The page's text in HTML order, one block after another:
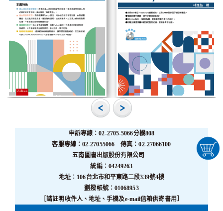
申訴專線：02-2705-5066分機808
客服專線：02-27055066 傳真：02-27066100
五南圖書出版股份有限公司
統編：04249263
地址：106台北市和平東路二段339號4樓
劃撥帳號：01068953
［請註明收件人、地址、手機及e-mail信箱供寄書用］